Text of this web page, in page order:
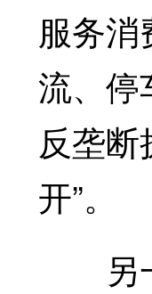
服务
流、停
反垄
开”。
另一